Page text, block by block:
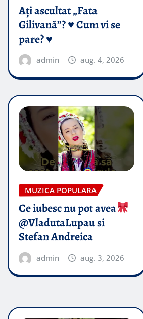
Ați ascultat „Fata
Gilivană”? ♥️ Cum vi se
pare? ♥️
admin aug. 4, 2026
MUZICA POPULARA
Ce iubesc nu pot avea
@VladutaLupau si
Stefan Andreica
admin aug. 3, 2026